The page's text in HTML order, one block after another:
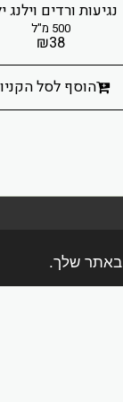
נגיעות ורדים וילנג
500 מ"ל
₪38
הוסף לסל